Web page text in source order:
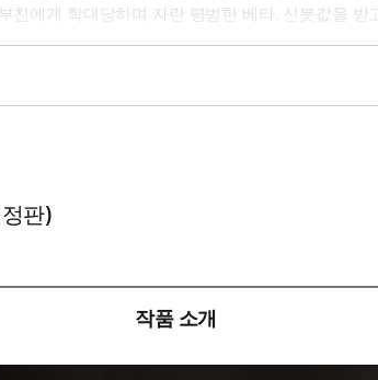
친에게 학대당하며 자란 평범한 베타. 신붓값을
반한 오메가를 망가뜨려서라도 가지는 지독한 알파
판)
작품 소개